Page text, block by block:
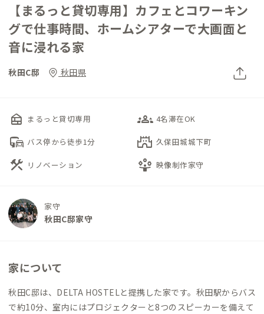
【まるっと貸切専用】カフェとコワーキン
グで仕事時間、ホームシアターで大画面と
音に浸れる家
秋田C邸 秋田県
nest_multi_room まるっと貸切専用 groups_3 4名滞在OK
commute バス停から徒歩1分 castle 久保田城城下町
construction リノベーション person_play 映像制作家守
家守
秋田C邸家守
家について
秋田C邸は、DELTA HOSTELと提携した家です。秋田駅からバス
で約10分、室内にはプロジェクターと8つのスピーカーを備えて